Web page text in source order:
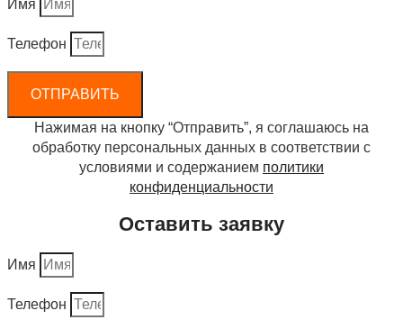
Имя
Телефон
ОТПРАВИТЬ
Нажимая на кнопку “Отправить”, я соглашаюсь на
обработку персональных данных в соответствии с
условиями и содержанием политики
конфиденциальности
Оставить заявку
Имя
Телефон